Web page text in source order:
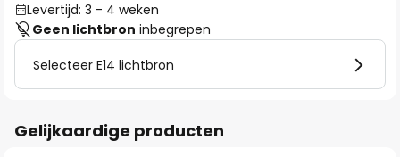
Levertijd: 3 - 4 weken
Geen lichtbron inbegrepen
Selecteer E14 lichtbron
Gelijkaardige producten